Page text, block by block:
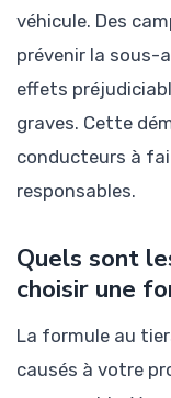
véhicule. Des
prévenir la sous-
effets
graves. Cette
conducteurs à
responsables.
Quels sont
choisir une
La formule au
causés à votre